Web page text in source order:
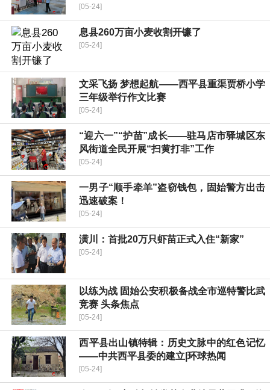
[05-24]
​息县260万亩小麦收割开镰了
[05-24]
​文采飞扬 梦想起航——西平县重渠贾桥小学
三年级举行作文比赛
[05-24]
“迎六一”“护苗”成长——驻马店市驿城区东
风街道全民开展“扫黄打非”工作
[05-24]
一男子“顺手牵羊”盗窃钱包，固始警方出击
迅速破案！
[05-24]
潢川：首批20万只虾苗正式入住“新家”
[05-24]
以练为战 固始公安积极备战全市巡特警比武
竞赛 头条焦点
[05-24]
​西平县出山镇特辑：历史文脉中的红色记忆
——中共西平县委的建立|环球热闻
[05-24]